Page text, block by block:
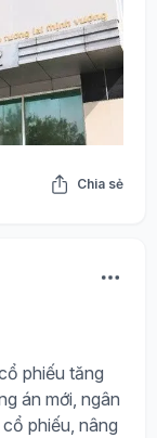
Chia sẻ
phiếu tăng
án mới, ngân
phiếu, nâng